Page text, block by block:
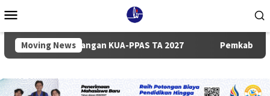
Mobile
Moving News
KUA-PPAS TA 2027 Pemkab dan DPRD Badung